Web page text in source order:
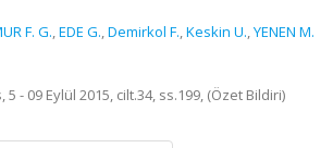
F. G.,EDE G.,Demirkol F.,Keskin U.,YENEN M.
5 - 09 Eylül 2015, cilt.34, ss.199, (Özet Bildiri)